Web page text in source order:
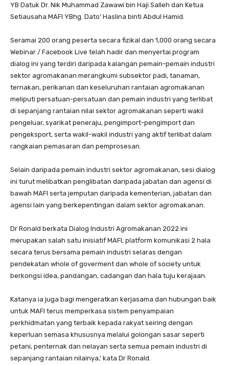
YB Datuk Dr. Nik Muhammad Zawawi bin Haji Salleh dan Ketua
Setiausaha MAFI YBhg. Dato’ Haslina binti Abdul Hamid.
Seramai 200 orang peserta secara fizikal dan 1,000 orang secara
Webinar / Facebook Live telah hadir dan menyertai program
dialog ini yang terdiri daripada kalangan pemain-pemain industri
sektor agromakanan merangkumi subsektor padi, tanaman,
ternakan, perikanan dan keseluruhan rantaian agromakanan
meliputi persatuan-persatuan dan pemain industri yang terlibat
di sepanjang rantaian nilai sektor agromakanan seperti wakil
pengeluar, syarikat peneraju, pengimport-pengimport dan
pengeksport, serta wakil-wakil industri yang aktif terlibat dalam
rangkaian pemasaran dan pemprosesan.
Selain daripada pemain industri sektor agromakanan, sesi dialog
ini turut melibatkan penglibatan daripada jabatan dan agensi di
bawah MAFI serta jemputan daripada kementerian, jabatan dan
agensi lain yang berkepentingan dalam sektor agromakanan.
Dr Ronald berkata Dialog Industri Agromakanan 2022 ini
merupakan salah satu inisiatif MAFI, platform komunikasi 2 hala
secara terus bersama pemain industri selaras dengan
pendekatan whole of goverment dan whole of society untuk
berkongsi idea, pandangan, cadangan dan hala tuju kerajaan.
Katanya ia juga bagi mengeratkan kerjasama dan hubungan baik
untuk MAFI terus memperkasa sistem penyampaian
perkhidmatan yang terbaik kepada rakyat seiring dengan
keperluan semasa khususnya melalui golongan sasar seperti
petani, penternak dan nelayan serta semua pemain industri di
sepanjang rantaian nilainya,’ kata Dr Ronald.